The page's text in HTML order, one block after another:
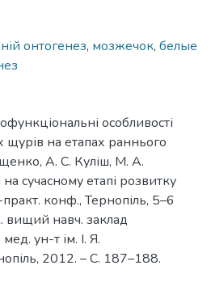
онтогенез, мозжечок, белые
особливості
щурів на етапах раннього
А. С. Куліш, М. А.
сучасному етапі розвитку
конф., Тернопіль, 5–6
навч. заклад
ун-т ім. І. Я.
2012. – С. 187–188.